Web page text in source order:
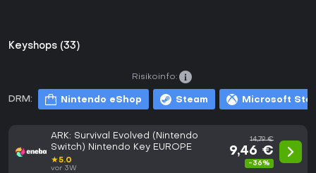
Keyshops (33)
DRM: Nintendo eShop Steam Microsoft
Risikoinfo:
ARK: Survival Evolved (Nintendo
Switch) Nintendo Key EUROPE
★5.0
vor 3W
14,79 €
9,46 €
-36%